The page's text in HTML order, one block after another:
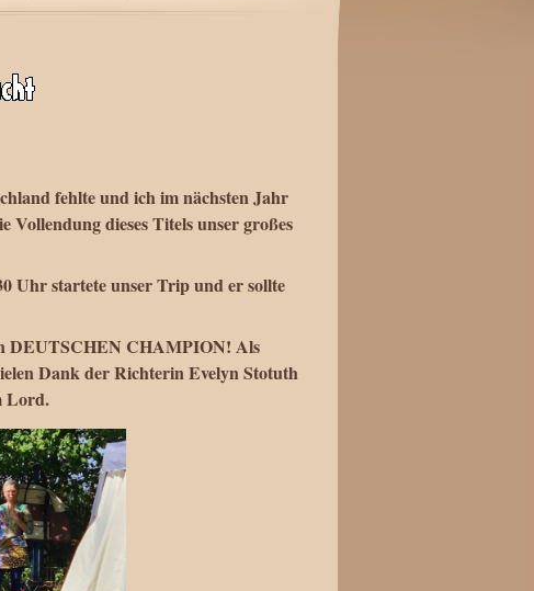
fehlte und ich im nächsten Jahr
dieses Titels unser großes
Uhr startete unser Trip und er sollte
DEUTSCHEN CHAMPION! Als
Dank der Richterin Evelyn Stotuth
Lord.